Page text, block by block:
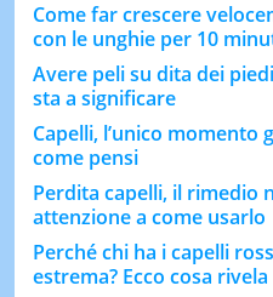
Come far crescere
con le unghie per 10
Avere peli su dita dei
sta a significare
Capelli, l’unico momento
come pensi
Perdita capelli, il rimedio
attenzione a come usarlo
Perché chi ha i capelli
estrema? Ecco cosa